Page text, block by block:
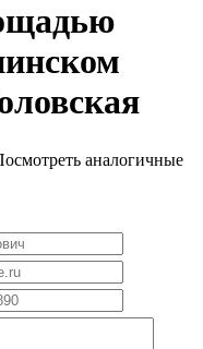
аналогичные